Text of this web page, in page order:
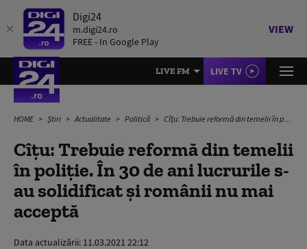
Digi24
m.digi24.ro
FREE - In Google Play
VIEW
LIVE FM LIVE TV
HOME Știri Actualitate Politică Cîţu: Trebuie reformă din temelii în poliţie. În 30 de ani lucrurile s-au solidificat şi românii nu mai acceptă
Cîţu: Trebuie reformă din temelii
în poliţie. În 30 de ani lucrurile s-
au solidificat şi românii nu mai
acceptă
Data actualizării: 11.03.2021 22:12